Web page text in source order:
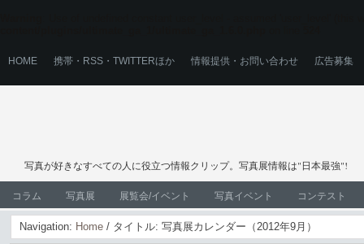
HOME 携帯・RSS・TWITTERほか 情報提供・お問い合わせ 広告募集
写真が好きなすべての人に役立つ情報クリップ。写真展情報は"日本最強"!
コラム 写真展 展覧会/イベント 写真イベント コンテスト
Navigation: Home / タイトル: 写真展カレンダー（2012年9月）